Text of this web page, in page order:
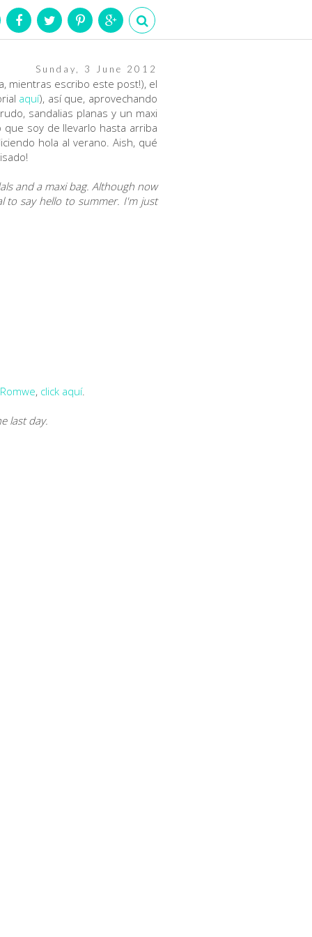
Sunday, 3 June 2012
mientras escribo este post!), el
aquí), así que, aprovechando
sandalias planas y un maxi
soy de llevarlo hasta arriba
hola al verano. Aish, qué
and a maxi bag. Although now
to say hello to summer. I'm just
Romwe, click aquí.
last day.